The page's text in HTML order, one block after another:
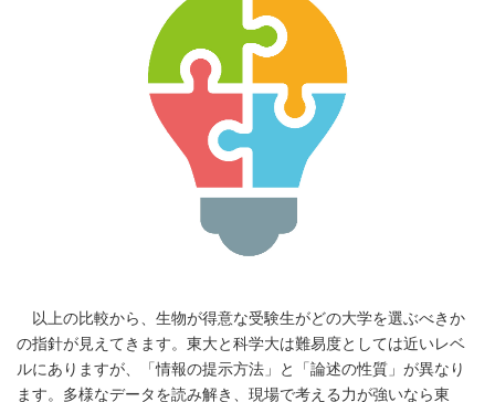
以上の比較から、生物が得意な受験生がどの大学を選ぶべきか
の指針が見えてきます。東大と科学大は難易度としては近いレベ
ルにありますが、「情報の提示方法」と「論述の性質」が異なり
ます。多様なデータを読み解き、現場で考える力が強いなら東